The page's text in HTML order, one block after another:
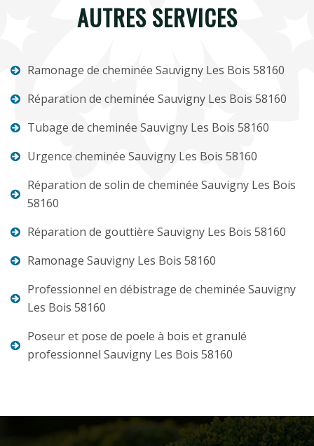
AUTRES SERVICES
Ramonage de cheminée Sauvigny Les Bois 58160
Réparation de cheminée Sauvigny Les Bois 58160
Tubage de cheminée Sauvigny Les Bois 58160
Urgence cheminée Sauvigny Les Bois 58160
Réparation de solin de cheminée Sauvigny Les Bois
58160
Réparation de gouttière Sauvigny Les Bois 58160
Ramonage Sauvigny Les Bois 58160
Professionnel en débistrage de cheminée Sauvigny
Les Bois 58160
Poseur et pose de poele à bois et granulé
professionnel Sauvigny Les Bois 58160